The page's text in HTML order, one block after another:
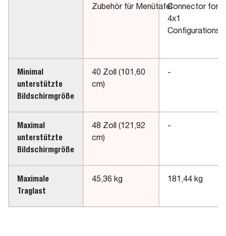
Zubehör für MenütafelConnector for
4x1
Configurations
Minimal
unterstützte
Bildschirmgröße
40 Zoll (101,60
cm)
-
Maximal
unterstützte
Bildschirmgröße
48 Zoll (121,92
cm)
-
Maximale
Traglast
45,36 kg 181,44 kg